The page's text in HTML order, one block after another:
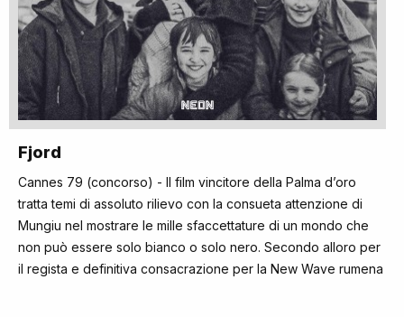
Fjord
Cannes 79 (concorso) - Il film vincitore della Palma d’oro
tratta temi di assoluto rilievo con la consueta attenzione di
Mungiu nel mostrare le mille sfaccettature di un mondo che
non può essere solo bianco o solo nero. Secondo alloro per
il regista e definitiva consacrazione per la New Wave rumena